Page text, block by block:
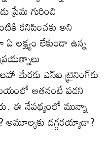
ప్రేమ గురించి
కనిపించకు అని
లక్ష్యం లేకుండా ఉన్న
మేరకు ఎస్‌ఐ ట్రైనింగ్‌కు
సమయంలో అతనంటే పడని
ఈ నేపథ్యంలో మున్నా
అమూల్యకు దగ్గరయ్యాడా?